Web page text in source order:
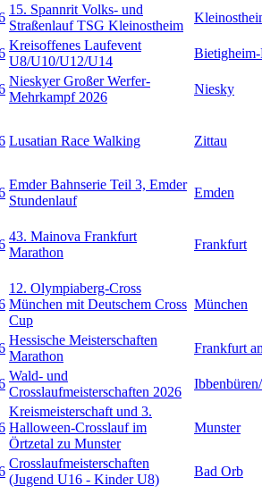
15. Spannrit Volks- und
Straßenlauf TSG Kleinostheim
Kreisoffenes Laufevent
U8/U10/U12/U14
Nieskyer Großer Werfer-
Mehrkampf 2026
Niesky
Lusatian Race Walking Zittau
Emder Bahnserie Teil 3, Emder
Stundenlauf
Emden
43. Mainova Frankfurt
Marathon
Frankfurt
12. Olympiaberg-Cross
München mit Deutschem Cross
Cup
München
Hessische Meisterschaften
Marathon
Frankfurt
Wald- und
Crosslaufmeisterschaften 2026
Kreismeisterschaft und 3.
Halloween-Crosslauf im
Örtzetal zu Munster
Munster
Crosslaufmeisterschaften
(Jugend U16 - Kinder U8)
Bad Orb